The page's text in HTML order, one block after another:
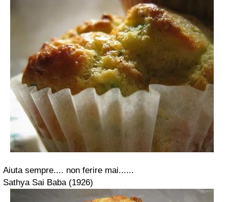
Aiuta sempre.... non ferire mai......
Sathya Sai Baba (1926)